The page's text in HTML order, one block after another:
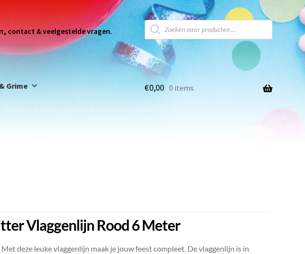
contact & veelgestelde vragen.
Grime €0,00 0 items
Vlaggenlijn Rood 6 Meter
Met deze leuke vlaggenlijn maak je jouw feest compleet. De vlaggenlijn is in